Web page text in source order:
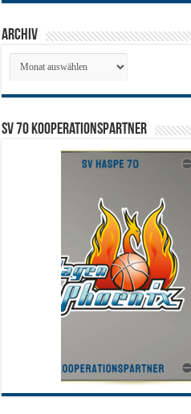
Archiv
Archiv
SV 70 Kooperationspartner